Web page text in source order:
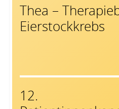
Thea –
Eierstockkrebs
12.